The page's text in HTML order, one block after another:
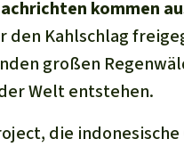
kommen
den Kahlschlag
großen
Welt entstehen.
die